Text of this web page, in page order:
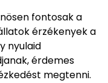
fontosak a
érzékenyek a
nyulaid
érdemes
megtenni.